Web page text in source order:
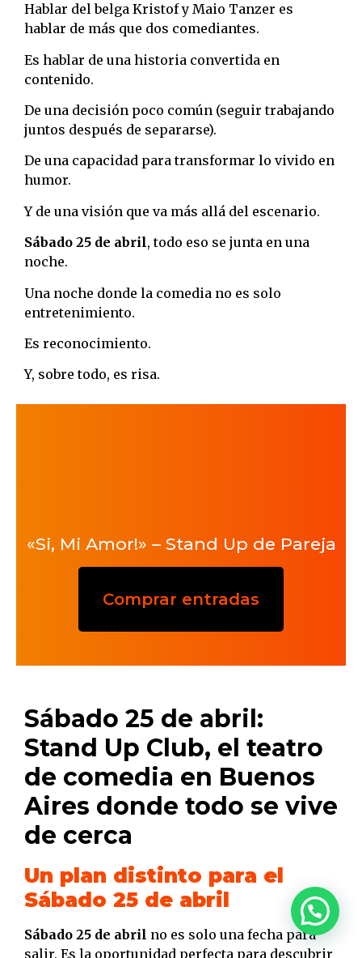
Hablar del belga Kristof y Maio Tanzer es
hablar de más que dos comediantes.
Es hablar de una historia convertida en
contenido.
De una decisión poco común (seguir trabajando
juntos después de separarse).
De una capacidad para transformar lo vivido en
humor.
Y de una visión que va más allá del escenario.
Sábado 25 de abril, todo eso se junta en una
noche.
Una noche donde la comedia no es solo
entretenimiento.
Es reconocimiento.
Y, sobre todo, es risa.
«Si, Mi Amor!» – Stand Up de Pareja
Comprar entradas
Sábado 25 de abril:
Stand Up Club, el teatro
de comedia en Buenos
Aires donde todo se vive
de cerca
Un plan distinto para el
Sábado 25 de abril
Sábado 25 de abril no es solo una fecha para
salir. Es la oportunidad perfecta para descubrir